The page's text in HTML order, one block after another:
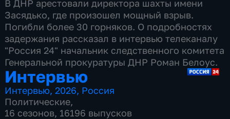
В ДНР арестовали директора шахты имени
Засядько, где произошел мощный взрыв.
Погибли более 30 горняков. О подробностях
задержания рассказал в интервью телеканалу
"Россия 24" начальник следственного комитета
Генеральной прокуратуры ДНР Роман Белоус.
Интервью
Интервью,2026, Россия
Политические,
16 сезонов, 16196 выпусков